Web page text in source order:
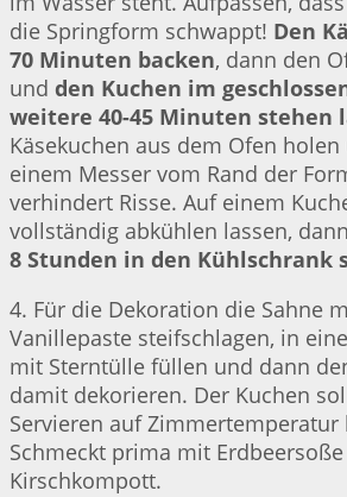
die Springform schwappt! Den
70 Minuten backen, dann den
und den Kuchen im
weitere 40-45 Minuten stehen
Käsekuchen aus dem Ofen
einem Messer vom Rand der
verhindert Risse. Auf einem
vollständig abkühlen lassen, dann
8 Stunden in den Kühlschrank
4. Für die Dekoration die Sahne
Vanillepaste steifschlagen, in
mit Sterntülle füllen und dann
damit dekorieren. Der Kuchen
Servieren auf Zimmertemperatur
Schmeckt prima mit
Kirschkompott.